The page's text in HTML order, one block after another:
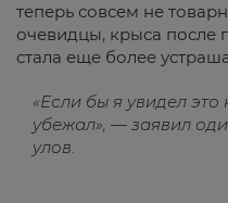
теперь совсем не
очевидцы, крыса после
стала еще более
«Если бы я увидел
убежал», — заявил
улов.